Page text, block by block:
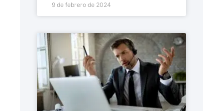
9 de febrero de 2024